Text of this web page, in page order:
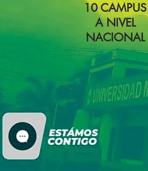
10 CAMPUS
A NIVEL
NACIONAL